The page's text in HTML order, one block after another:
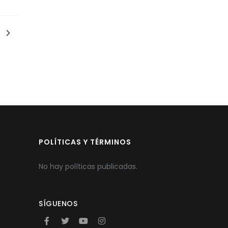
POLÍTICAS Y TÉRMINOS
No hay políticas publicadas.
SÍGUENOS